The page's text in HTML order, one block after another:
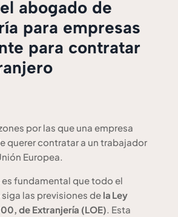
abogado de
para empresas
para contratar
por las que una empresa
querer contratar a un trabajador
Europea.
es fundamental que todo el
las previsiones dela Ley
de Extranjería (LOE). Esta